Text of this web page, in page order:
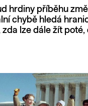
hrdiny příběhu
chybě hledá
zda lze dále žít